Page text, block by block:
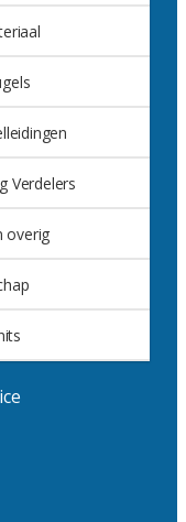
Verdelers
overig